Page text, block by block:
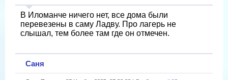
В Иломанче ничего нет, все дома были
перевезены в саму Ладву. Про лагерь не
слышал, тем более там где он отмечен.
Саня